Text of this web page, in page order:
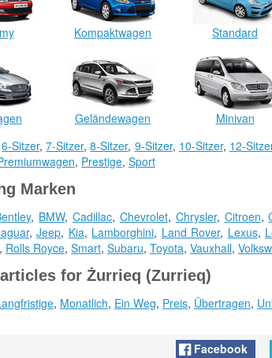
Kompaktwagen Standard
Geländewagen
Minivan
6-Sitzer,7-Sitzer,8-Sitzer, 9-Sitzer, 10-Sitzer, 12-
, Prestige, Sport
Marken
, BMW,Cadillac, Chevrolet, Chrysler, Citroen,
,Jeep, Kia, Lamborghini, Land Rover, Lexus,
, Rolls Royce, Smart, Subaru, Toyota, Vauxhall,
for Żurrieq (Zurrieq)
, Monatlich, Ein Weg, Preis, Übertragen,
Facebook